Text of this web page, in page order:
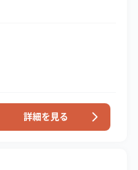
詳細を見る